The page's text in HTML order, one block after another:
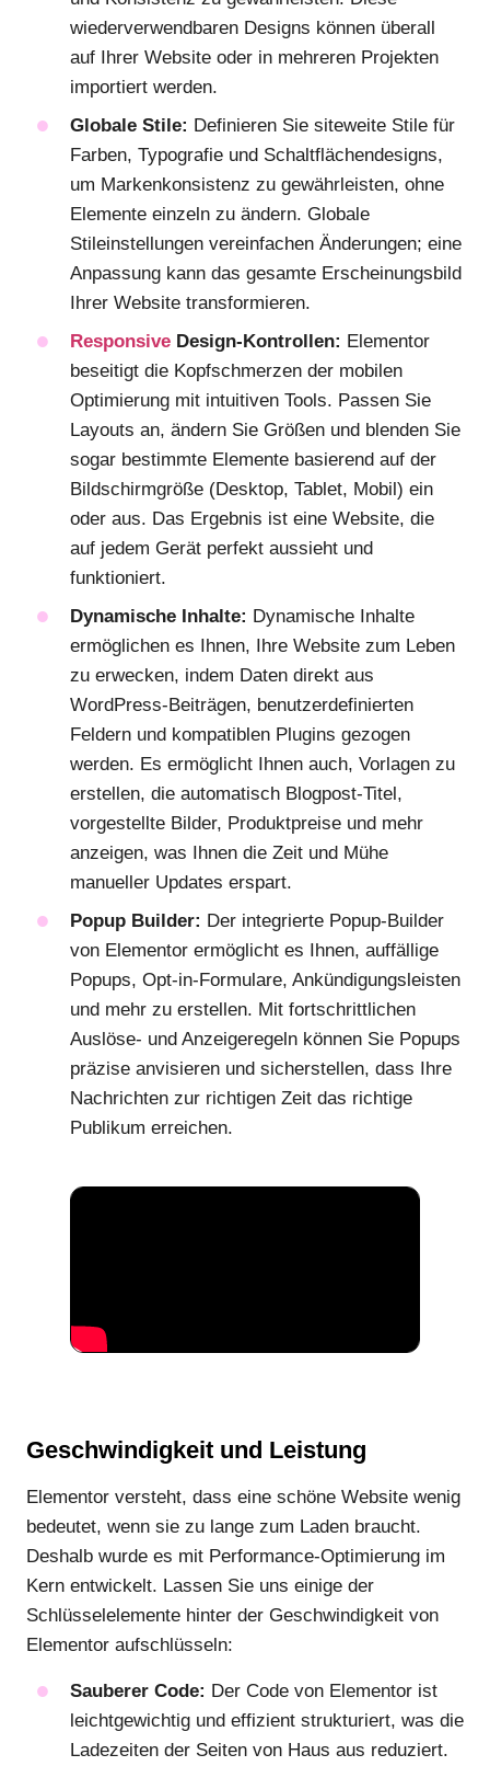
wiederverwendbaren Designs können überall
auf Ihrer Website oder in mehreren Projekten
importiert werden.
Globale Stile: Definieren Sie siteweite Stile für
Farben, Typografie und Schaltflächendesigns,
um Markenkonsistenz zu gewährleisten, ohne
Elemente einzeln zu ändern. Globale
Stileinstellungen vereinfachen Änderungen; eine
Anpassung kann das gesamte Erscheinungsbild
Ihrer Website transformieren.
Responsive Design-Kontrollen: Elementor
beseitigt die Kopfschmerzen der mobilen
Optimierung mit intuitiven Tools. Passen Sie
Layouts an, ändern Sie Größen und blenden Sie
sogar bestimmte Elemente basierend auf der
Bildschirmgröße (Desktop, Tablet, Mobil) ein
oder aus. Das Ergebnis ist eine Website, die
auf jedem Gerät perfekt aussieht und
funktioniert.
Dynamische Inhalte: Dynamische Inhalte
ermöglichen es Ihnen, Ihre Website zum Leben
zu erwecken, indem Daten direkt aus
WordPress-Beiträgen, benutzerdefinierten
Feldern und kompatiblen Plugins gezogen
werden. Es ermöglicht Ihnen auch, Vorlagen zu
erstellen, die automatisch Blogpost-Titel,
vorgestellte Bilder, Produktpreise und mehr
anzeigen, was Ihnen die Zeit und Mühe
manueller Updates erspart.
Popup Builder: Der integrierte Popup-Builder
von Elementor ermöglicht es Ihnen, auffällige
Popups, Opt-in-Formulare, Ankündigungsleisten
und mehr zu erstellen. Mit fortschrittlichen
Auslöse- und Anzeigeregeln können Sie Popups
präzise anvisieren und sicherstellen, dass Ihre
Nachrichten zur richtigen Zeit das richtige
Publikum erreichen.
Geschwindigkeit und Leistung
Elementor versteht, dass eine schöne Website wenig
bedeutet, wenn sie zu lange zum Laden braucht.
Deshalb wurde es mit Performance-Optimierung im
Kern entwickelt. Lassen Sie uns einige der
Schlüsselelemente hinter der Geschwindigkeit von
Elementor aufschlüsseln:
Sauberer Code: Der Code von Elementor ist
leichtgewichtig und effizient strukturiert, was die
Ladezeiten der Seiten von Haus aus reduziert.